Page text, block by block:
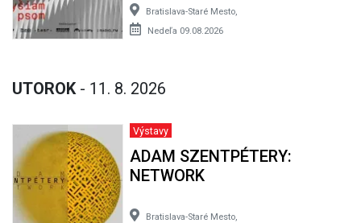
Bratislava-Staré Mesto,
Nedeľa 09.08.2026
UTOROK - 11. 8. 2026
Výstavy
ADAM SZENTPÉTERY:
NETWORK
Bratislava-Staré Mesto,